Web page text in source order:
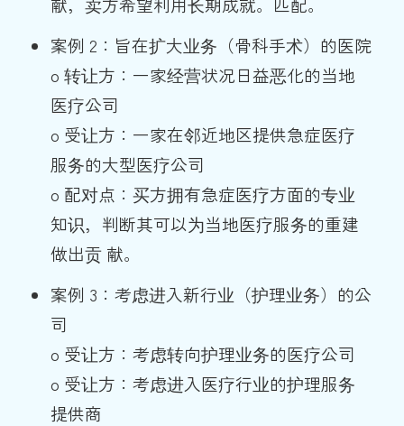
案例 2：旨在扩大业务（骨科手术）的医院
o 转让方：一家经营状况日益恶化的当地
医疗公司
o 受让方：一家在邻近地区提供急症医疗
服务的大型医疗公司
o 配对点：买方拥有急症医疗方面的专业
知识，判断其可以为当地医疗服务的重建
做出贡 献。
案例 3：考虑进入新行业（护理业务）的公
司
o 受让方：考虑转向护理业务的医疗公司
o 受让方：考虑进入医疗行业的护理服务
提供商